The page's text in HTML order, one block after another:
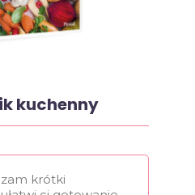
kuchenny
krótki